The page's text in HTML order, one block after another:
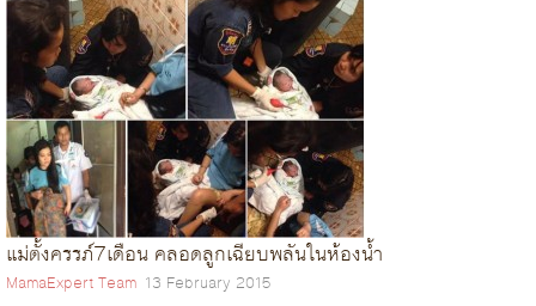
แม่ตั้งครรภ์7เดือน คลอดลูกเฉียบพลันในห้องน้ำ
MamaExpert Team 13 February 2015